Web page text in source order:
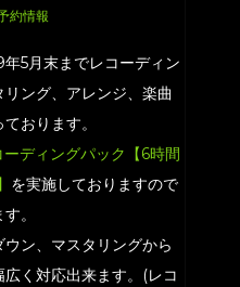
約情報
5月末までレコーディン
ング、アレンジ、楽曲
おります。
ディングパック【6時間
を実施しておりますので
。
ン、マスタリングから
く対応出来ます。(レコ